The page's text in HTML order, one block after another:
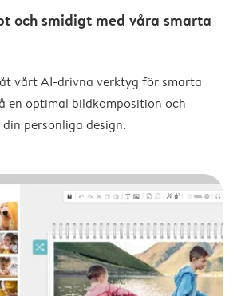
och smidigt med våra smarta
vårt AI-drivna verktyg för smarta
en optimal bildkomposition och
personliga design.